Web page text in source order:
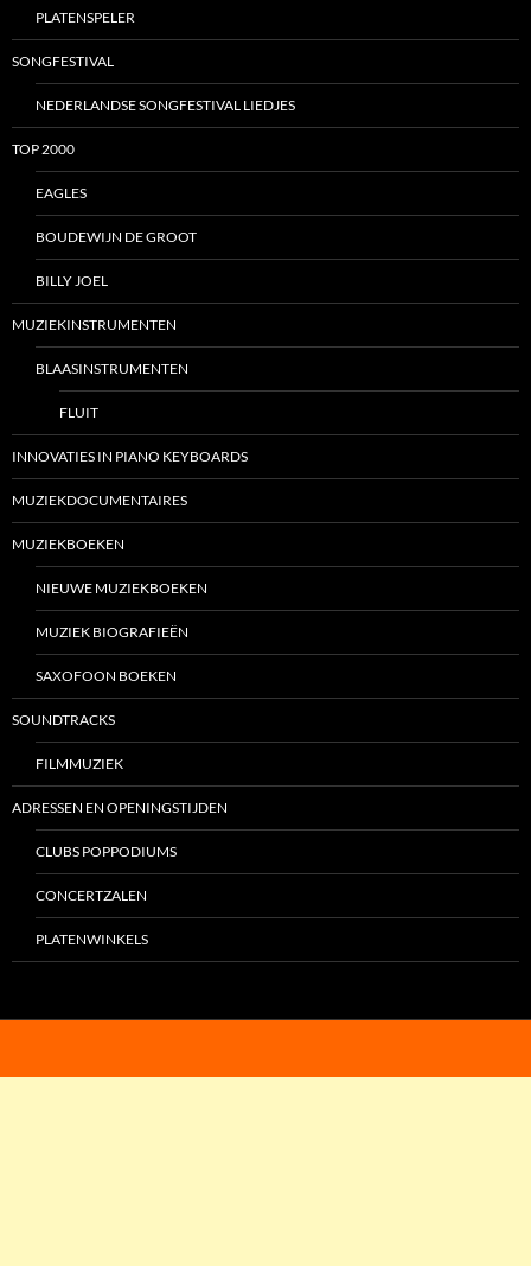
PLATENSPELER
SONGFESTIVAL
NEDERLANDSE SONGFESTIVAL LIEDJES
TOP 2000
EAGLES
BOUDEWIJN DE GROOT
BILLY JOEL
MUZIEKINSTRUMENTEN
BLAASINSTRUMENTEN
FLUIT
INNOVATIES IN PIANO KEYBOARDS
MUZIEKDOCUMENTAIRES
MUZIEKBOEKEN
NIEUWE MUZIEKBOEKEN
MUZIEK BIOGRAFIEËN
SAXOFOON BOEKEN
SOUNDTRACKS
FILMMUZIEK
ADRESSEN EN OPENINGSTIJDEN
CLUBS POPPODIUMS
CONCERTZALEN
PLATENWINKELS